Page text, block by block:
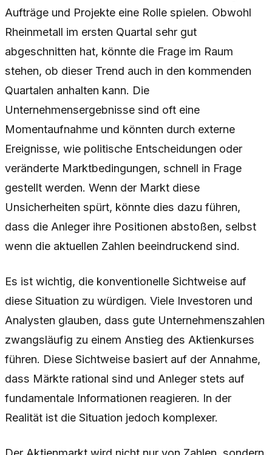
Aufträge und Projekte eine Rolle spielen. Obwohl
Rheinmetall im ersten Quartal sehr gut
abgeschnitten hat, könnte die Frage im Raum
stehen, ob dieser Trend auch in den kommenden
Quartalen anhalten kann. Die
Unternehmensergebnisse sind oft eine
Momentaufnahme und könnten durch externe
Ereignisse, wie politische Entscheidungen oder
veränderte Marktbedingungen, schnell in Frage
gestellt werden. Wenn der Markt diese
Unsicherheiten spürt, könnte dies dazu führen,
dass die Anleger ihre Positionen abstoßen, selbst
wenn die aktuellen Zahlen beeindruckend sind.
Es ist wichtig, die konventionelle Sichtweise auf
diese Situation zu würdigen. Viele Investoren und
Analysten glauben, dass gute Unternehmenszahlen
zwangsläufig zu einem Anstieg des Aktienkurses
führen. Diese Sichtweise basiert auf der Annahme,
dass Märkte rational sind und Anleger stets auf
fundamentale Informationen reagieren. In der
Realität ist die Situation jedoch komplexer.